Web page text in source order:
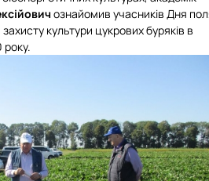
ознайомив учасників Дня
культури цукрових буряків в